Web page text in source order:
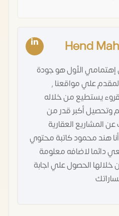
Hend
إهتمامي الأول هو جودة
علي مواقعنا ,
يستطيع من خلاله
وتحصيل أكبر قدر من
المشاريع العقارية
هند محمود كاتبة محتوي
دائما لاضافه معلومة
الحصول علي اجابة